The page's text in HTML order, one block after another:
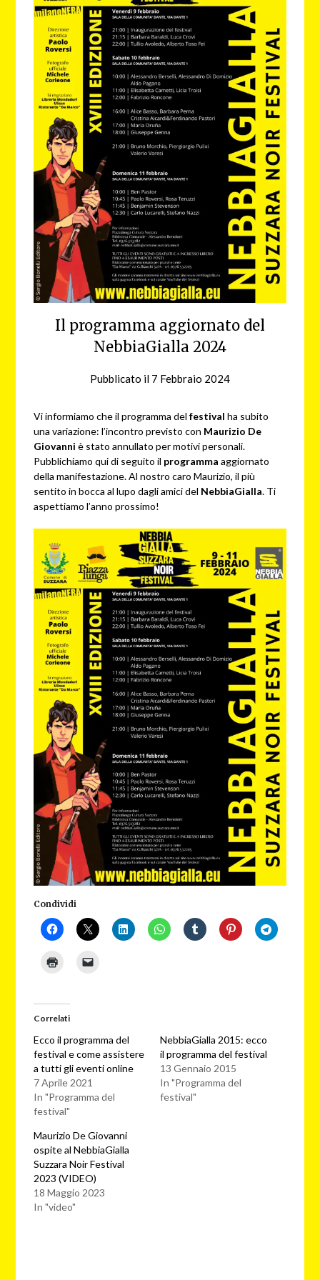
Il programma aggiornato del
NebbiaGialla 2024
Pubblicato il 7 Febbraio 2024
Vi informiamo che il programma delfestival ha subito
una variazione: l’incontro previsto con Maurizio De
Giovanni è stato annullato per motivi personali.
Pubblichiamo qui di seguito il programma aggiornato
della manifestazione. Al nostro caro Maurizio, il più
sentito in bocca al lupo dagli amici del NebbiaGialla. Ti
aspettiamo l’anno prossimo!
Condividi
Correlati
Ecco il programma del
festival e come assistere
a tutti gli eventi online
7 Aprile 2021
In "Programma del
festival"
NebbiaGialla 2015: ecco
il programma del festival
13 Gennaio 2015
In "Programma del
festival"
Maurizio De Giovanni
ospite al NebbiaGialla
Suzzara Noir Festival
2023 (VIDEO)
18 Maggio 2023
In "video"